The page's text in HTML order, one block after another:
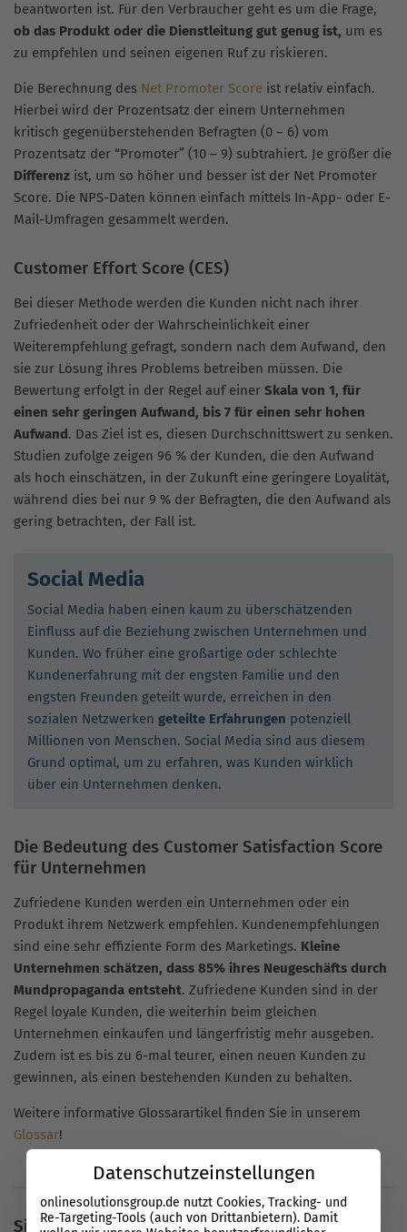
beantworten ist. Für den Verbraucher geht es um die Frage,
ob das Produkt oder die Dienstleitung gut genug ist, um es
zu empfehlen und seinen eigenen Ruf zu riskieren.
Die Berechnung des Net Promoter Score ist relativ einfach.
Hierbei wird der Prozentsatz der einem Unternehmen
kritisch gegenüberstehenden Befragten (0 – 6) vom
Prozentsatz der “Promoter” (10 – 9) subtrahiert. Je größer die
Differenz ist, um so höher und besser ist der Net Promoter
Score. Die NPS-Daten können einfach mittels In-App- oder E-
Mail-Umfragen gesammelt werden.
Customer Effort Score (CES)
Bei dieser Methode werden die Kunden nicht nach ihrer
Zufriedenheit oder der Wahrscheinlichkeit einer
Weiterempfehlung gefragt, sondern nach dem Aufwand, den
sie zur Lösung ihres Problems betreiben müssen. Die
Bewertung erfolgt in der Regel auf einer Skala von 1, für
einen sehr geringen Aufwand, bis 7 für einen sehr hohen
Aufwand . Das Ziel ist es, diesen Durchschnittswert zu senken.
Studien zufolge zeigen 96 % der Kunden, die den Aufwand
als hoch einschätzen, in der Zukunft eine geringere Loyalität,
während dies bei nur 9 % der Befragten, die den Aufwand als
gering betrachten, der Fall ist.
Social Media
Social Media haben einen kaum zu überschätzenden
Einfluss auf die Beziehung zwischen Unternehmen und
Kunden. Wo früher eine großartige oder schlechte
Kundenerfahrung mit der engsten Familie und den
engsten Freunden geteilt wurde, erreichen in den
sozialen Netzwerken geteilte Erfahrungen potenziell
Millionen von Menschen. Social Media sind aus diesem
Grund optimal, um zu erfahren, was Kunden wirklich
über ein Unternehmen denken.
Die Bedeutung des Customer Satisfaction Score
für Unternehmen
Zufriedene Kunden werden ein Unternehmen oder ein
Produkt ihrem Netzwerk empfehlen. Kundenempfehlungen
sind eine sehr effiziente Form des Marketings. Kleine
Unternehmen schätzen, dass 85% ihres Neugeschäfts durch
Mundpropaganda entsteht. Zufriedene Kunden sind in der
Regel loyale Kunden, die weiterhin beim gleichen
Unternehmen einkaufen und längerfristig mehr ausgeben.
Zudem ist es bis zu 6-mal teurer, einen neuen Kunden zu
gewinnen, als einen bestehenden Kunden zu behalten.
Weitere informative Glossarartikel finden Sie in unserem
Glossar!
Sie haben noch Fragen?
Datenschutzeinstellungen
onlinesolutionsgroup.de nutzt Cookies, Tracking- und
Re-Targeting-Tools (auch von Drittanbietern). Damit